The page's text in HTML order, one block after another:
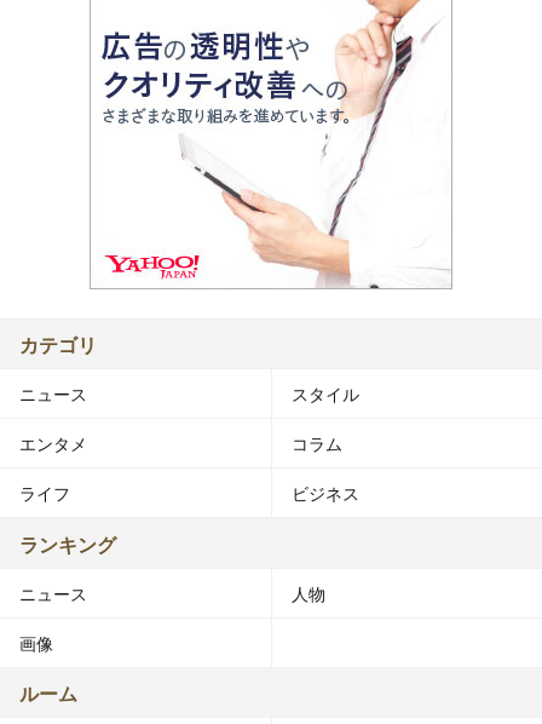
カテゴリ
ニュース スタイル
エンタメ コラム
ライフ ビジネス
ランキング
ニュース 人物
画像
ルーム